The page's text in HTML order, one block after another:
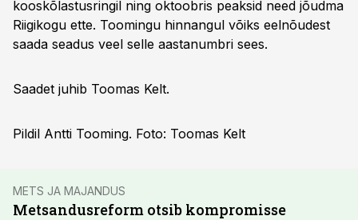
kooskõlastusringil ning oktoobris peaksid need jõudma
Riigikogu ette. Toomingu hinnangul võiks eelnõudest
saada seadus veel selle aastanumbri sees.
Saadet juhib Toomas Kelt.
Pildil Antti Tooming. Foto: Toomas Kelt
METS JA MAJANDUS
Metsandusreform otsib kompromisse